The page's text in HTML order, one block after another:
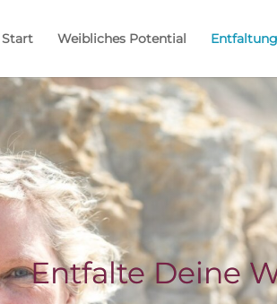
Start Weibliches Potential
Entfalte Deine